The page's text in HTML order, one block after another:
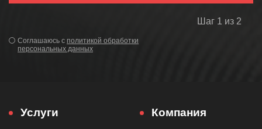
Шаг 1 из 2
Соглашаюсь с политикой обработки
персональных данных
Услуги Компания